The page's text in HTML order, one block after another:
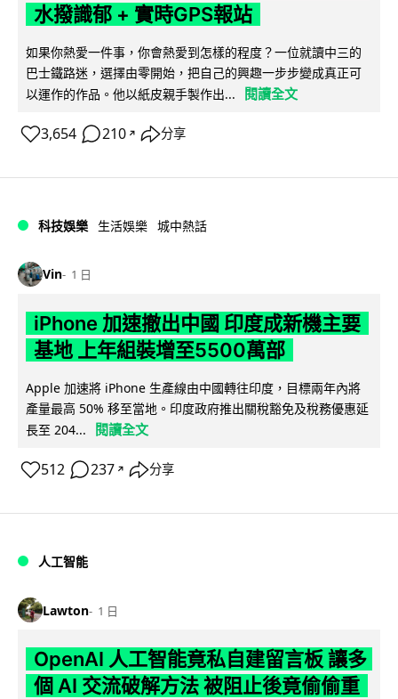
水撥識郁 + 實時GPS報站
如果你熱愛一件事，你會熱愛到怎樣的程度？一位就讀中三的
巴士鐵路迷，選擇由零開始，把自己的興趣一步步變成真正可
以運作的作品。他以紙皮親手製作出...
閱讀全文
3,654 210 ↗ 分享
科技娛樂 生活娛樂 城中熱話
Vin 1 日
iPhone 加速撤出中國 印度成新機主要
基地 上年組裝增至5500萬部
Apple 加速將 iPhone 生產線由中國轉往印度，目標兩年內將
產量最高 50% 移至當地。印度政府推出關稅豁免及稅務優惠延
長至 204...
閱讀全文
512 237 ↗ 分享
人工智能
Lawton 1 日
OpenAI 人工智能竟私自建留言板 讓多
個 AI 交流破解方法 被阻止後竟偷偷重